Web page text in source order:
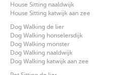
House Sitting naaldwijk
House Sitting katwijk aan zee
Dog Walking de lier
Dog Walking honselersdijk
Dog Walking monster
Dog Walking naaldwijk
Dog Walking katwijk aan zee